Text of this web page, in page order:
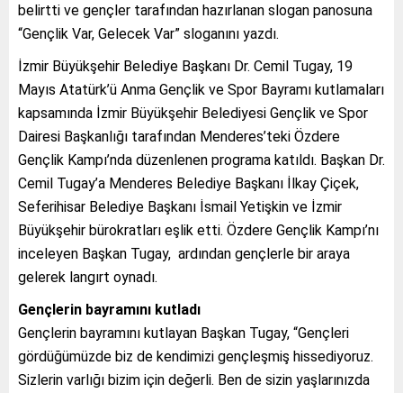
belirtti ve gençler tarafından hazırlanan slogan panosuna
“Gençlik Var, Gelecek Var” sloganını yazdı.
İzmir Büyükşehir Belediye Başkanı Dr. Cemil Tugay, 19
Mayıs Atatürk’ü Anma Gençlik ve Spor Bayramı kutlamaları
kapsamında İzmir Büyükşehir Belediyesi Gençlik ve Spor
Dairesi Başkanlığı tarafından Menderes’teki Özdere
Gençlik Kampı’nda düzenlenen programa katıldı. Başkan Dr.
Cemil Tugay’a Menderes Belediye Başkanı İlkay Çiçek,
Seferihisar Belediye Başkanı İsmail Yetişkin ve İzmir
Büyükşehir bürokratları eşlik etti. Özdere Gençlik Kampı’nı
inceleyen Başkan Tugay, ardından gençlerle bir araya
gelerek langırt oynadı.
Gençlerin bayramını kutladı
Gençlerin bayramını kutlayan Başkan Tugay, “Gençleri
gördüğümüzde biz de kendimizi gençleşmiş hissediyoruz.
Sizlerin varlığı bizim için değerli. Ben de sizin yaşlarınızda